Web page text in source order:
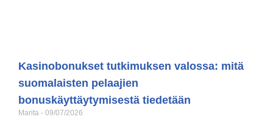
Kasinobonukset tutkimuksen valossa: mitä
suomalaisten pelaajien
bonuskäyttäytymisestä tiedetään
Marita 09/07/2026